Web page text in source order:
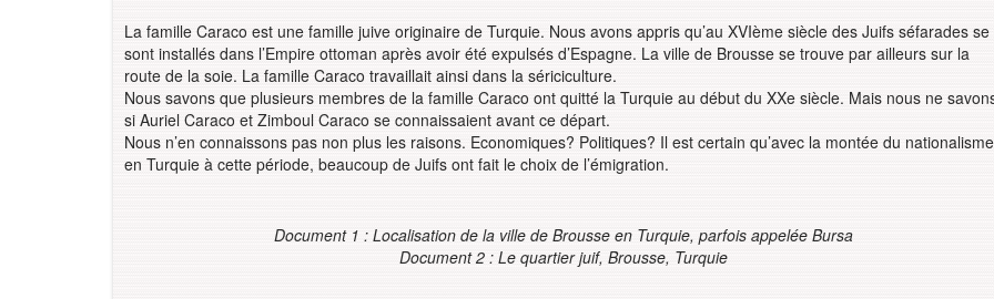
La famille Caraco est une famille juive originaire de Turquie. Nous avons appris qu’au XVIème siècle des Juifs séfarades se
sont installés dans l’Empire ottoman après avoir été expulsés d’Espagne. La ville de Brousse se trouve par ailleurs sur la
route de la soie. La famille Caraco travaillait ainsi dans la sériciculture.
Nous savons que plusieurs membres de la famille Caraco ont quitté la Turquie au début du XXe siècle. Mais nous ne
si Auriel Caraco et Zimboul Caraco se connaissaient avant ce départ.
Nous n’en connaissons pas non plus les raisons. Economiques? Politiques? Il est certain qu’avec la montée du nationalisme
en Turquie à cette période, beaucoup de Juifs ont fait le choix de l’émigration.
Document 1 : Localisation de la ville de Brousse en Turquie, parfois appelée Bursa
Document 2 : Le quartier juif, Brousse, Turquie